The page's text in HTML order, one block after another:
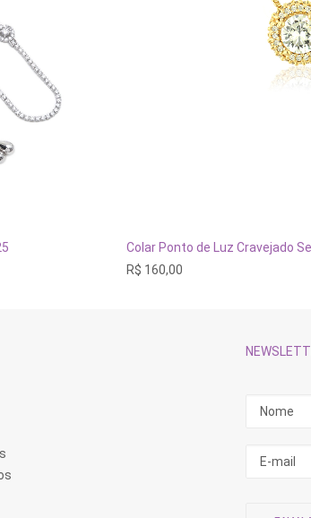
ADICIONAR
Colar Ponto de Luz Cravejado
R$ 160,00